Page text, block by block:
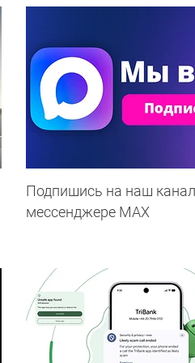
Подпишись на наш
мессенджере МАХ